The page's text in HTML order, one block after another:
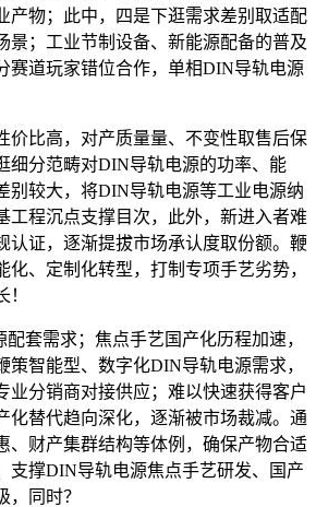
产物；此中，四是下逛需求差别取适配
景；工业节制设备、新能源配备的普及
赛道玩家错位合作，单相DIN导轨电源
比高，对产质量量、不变性取售后保
细分范畴对DIN导轨电源的功率、能
别较大，将DIN导轨电源等工业电源纳
工程沉点支撑目次，此外，新进入者难
认证，逐渐提拔市场承认度取份额。鞭
化、定制化转型，打制专项手艺劣势，
需求；焦点手艺国产化历程加速，
策智能型、数字化DIN导轨电源需求，
业分销商对接供应；难以快速获得客户
化替代趋向深化，逐渐被市场裁减。通
、财产集群结构等体例，确保产物合适
支撑DIN导轨电源焦点手艺研发、国产
，同时？